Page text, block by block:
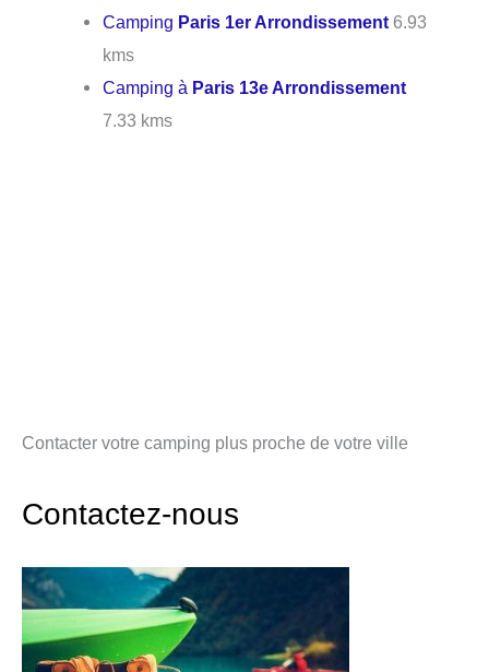
Camping Paris 1er Arrondissement 6.93
kms
Camping à Paris 13e Arrondissement
7.33 kms
Contacter votre camping plus proche de votre ville
Contactez-nous